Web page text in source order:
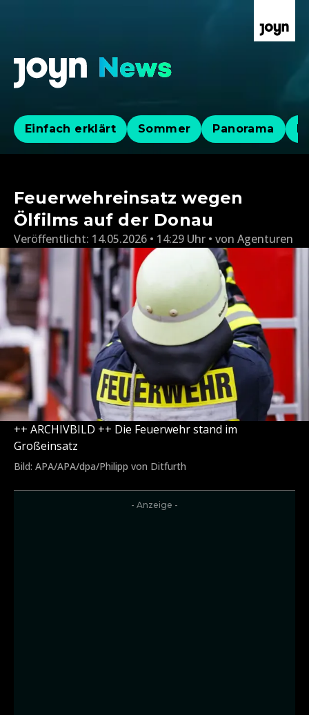
Einfach erklärt Sommer Panorama
Feuerwehreinsatz wegen
Ölfilms auf der Donau
Veröffentlicht: 14.05.2026 • 14:29 Uhr von Agenturen
++ ARCHIVBILD ++ Die Feuerwehr stand im
Großeinsatz
Bild: APA/APA/dpa/Philipp von Ditfurth
- Anzeige -